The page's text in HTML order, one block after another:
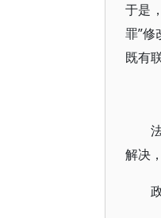
于是
罪”
既有
解决